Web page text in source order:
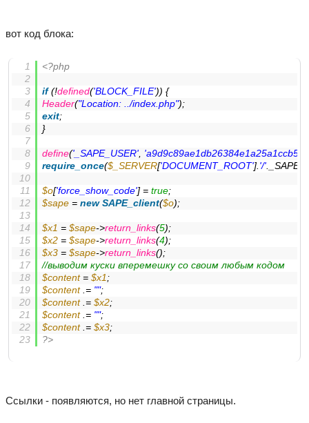
вот код блока:
<?php
if (!defined('BLOCK_FILE')) {
Header("Location: ../index.php");
exit;
}
define('_SAPE_USER',
require_once($_SERVER['DOCUMENT_ROOT']. '/'
$o['force_show_code'] = true;
$sape = new SAPE_client($o);
$x1 = $sape->return_links(5);
$x2 = $sape->return_links(4);
$x3 = $sape->return_links();
//выводим куски вперемешку со своим любым кодом
$content = $x1;
$content .= "";
$content .= $x2;
$content .= "";
$content .= $x3;
?>
Ссылки - появляются, но нет главной страницы.